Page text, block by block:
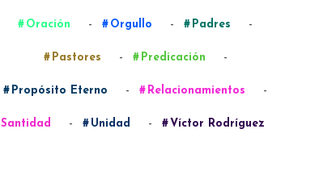
Oración - Orgullo - Padres -
Pastores - Predicación -
Propósito Eterno - Relacionamientos -
Santidad - Unidad - Víctor Rodríguez